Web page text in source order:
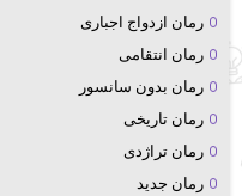
رمان ازدواج اجباری
رمان انتقامی
رمان بدون سانسور
رمان تاریخی
رمان تراژدی
رمان جدید